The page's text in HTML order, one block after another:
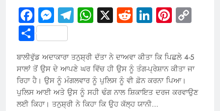
Facebook
Messenger
Telegram
WhatsApp
X RedditLinkedIn
Share
ਬਾਲੀਵੁੱਡ ਅਦਾਕਾਰਾ ਤਨੁਸ਼੍ਰੀ ਦੱਤਾ ਨੇ ਦਾਅਵਾ ਕੀਤਾ ਕਿ ਪਿਛਲੇ 4-5
ਸਾਲਾਂ ਤੋਂ ਉਸ ਦੇ ਆਪਣੇ ਘਰ ਵਿੱਚ ਹੀ ਉਸ ਨੂੰ ਤੰਗ-ਪ੍ਰੇਸ਼ਾਨ ਕੀਤਾ ਜਾ
ਰਿਹਾ ਹੈ। ਉਸ ਨੂੰ ਮੰਗਲਵਾਰ ਨੂੰ ਪੁਲਿਸ ਨੂੰ ਵੀ ਫ਼ੋਨ ਕਰਨਾ ਪਿਆ।
ਪੁਲਿਸ ਆਈ ਅਤੇ ਉਸ ਨੂੰ ਸਹੀ ਢੰਗ ਨਾਲ ਸ਼ਿਕਾਇਤ ਦਰਜ ਕਰਵਾਉਣ
ਲਈ ਕਿਹਾ। ਤਨੁਸ਼੍ਰੀ ਨੇ ਕਿਹਾ ਕਿ ਉਹ ਕੱਲ੍ਹ ਯਾਨੀ…